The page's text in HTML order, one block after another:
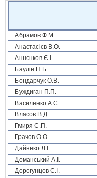
Абрамов Ф.М.
Анастасієв В.О.
Аннєнков Є.І.
Баулін П.Б.
Бондарчук О.В.
Буждиган П.П.
Василенко А.С.
Власов В.Д.
Гмиря С.П.
Грачов О.О.
Дайнеко Л.І.
Доманський А.І.
Дорогунцов С.І.